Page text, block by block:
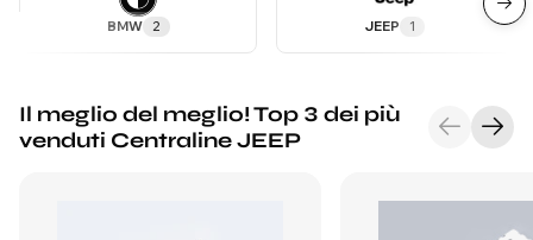
BMW 2 JEEP 1
Il meglio del meglio! Top 3 dei più
venduti Centraline JEEP